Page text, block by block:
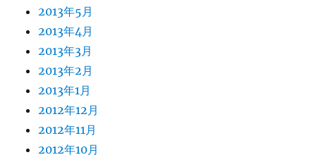
2013年5月
2013年4月
2013年3月
2013年2月
2013年1月
2012年12月
2012年11月
2012年10月